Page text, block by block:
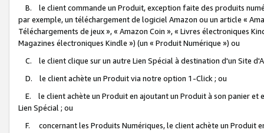
B. le client commande un Produit, exception faite des produits
par exemple, un téléchargement de logiciel Amazon ou un article «
Téléchargements de jeux », « Amazon Coin », « Livres électroniques
Magazines électroniques Kindle ») (un « Produit Numérique ») ou
C. le client clique sur un autre Lien Spécial à destination d'un Site
D. le client achète un Produit via notre option 1-Click ; ou
E. le client achète un Produit en ajoutant un Produit à son panier et
Lien Spécial ; ou
F. concernant les Produits Numériques, le client achète un Produit